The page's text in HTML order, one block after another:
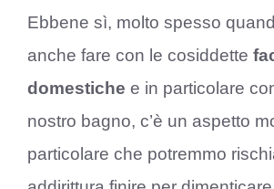
Ebbene sì, molto spesso
anche fare con le cosiddette
domestiche e in particolare
nostro bagno, c’è un aspetto
particolare che potremmo